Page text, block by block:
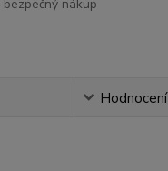
bezpečný nákup
Hodnocení